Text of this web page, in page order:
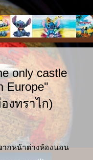
only castle
Europe"
งทราไก)
ากหน้าต่างห้องนอน